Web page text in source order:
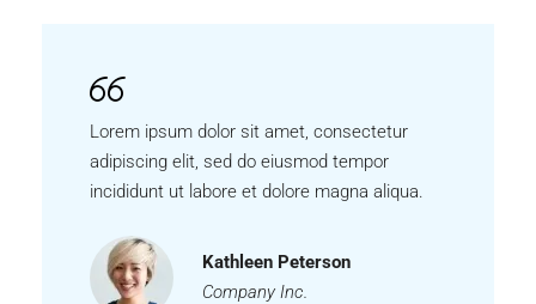
Lorem ipsum dolor sit amet, consectetur
adipiscing elit, sed do eiusmod tempor
incididunt ut labore et dolore magna aliqua.
Kathleen Peterson
Company Inc.